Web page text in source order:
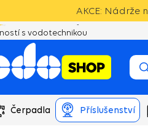
AKCE: Nádrže
s vodotechnikou
Čerpadla Příslušenství